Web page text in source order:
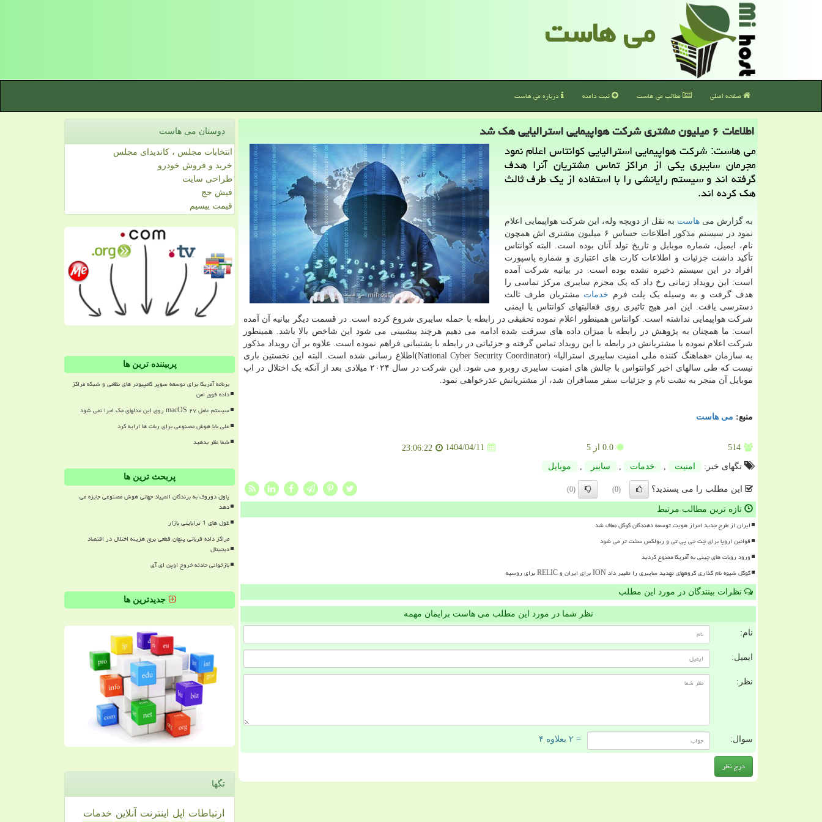
می هاست
صفحه اصلی مطالب می هاست ثبت دامنه درباره می هاست
اطلاعات ۶ میلیون مشتری شرکت هواپیمایی استرالیایی هک شد
می هاست: شرکت هواپیمایی استرالیایی کوانتاس اعلام نمود
مجرمان سایبری یکی از مراکز تماس مشتریان آنرا هدف
گرفته اند و سیستم رایانشی را با استفاده از یک طرف ثالث
هک کرده اند.
به گزارش میهاست به نقل از دویچه وله، این شرکت هواپیمایی اعلام
نمود در سیستم مذکور اطلاعات حساس ۶ میلیون مشتری اش همچون
نام، ایمیل، شماره موبایل و تاریخ تولد آنان بوده است. البته کوانتاس
تأکید داشت جزئیات و اطلاعات کارت های اعتباری و شماره پاسپورت
افراد در این سیستم ذخیره نشده بوده است. در بیانیه شرکت آمده
است: این رویداد زمانی رخ داد که یک مجرم سایبری مرکز تماسی را
هدف گرفت و به وسیله یک پلت فرم خدمات مشتریان طرف ثالث
دسترسی یافت. این امر هیچ تاثیری روی فعالیتهای کوانتاس یا ایمنی
شرکت هواپیمایی نداشته است. کوانتاس همینطور اعلام نموده تحقیقی در رابطه با حمله سایبری شروع کرده است. در قسمت دیگر بیانیه آن آمده
است: ما همچنان به پژوهش در رابطه با میزان داده های سرقت شده ادامه می دهیم هرچند پیشبینی می شود این شاخص بالا باشد. همینطور
شرکت اعلام نموده با مشتریانش در رابطه با این رویداد تماس گرفته و جزئیاتی در رابطه با پشتیبانی فراهم نموده است. علاوه بر آن رویداد مذکور
به سازمان «هماهنگ کننده ملی امنیت سایبری استرالیا» (National Cyber Security Coordinator)اطلاع رسانی شده است. البته این نخستین باری
نیست که طی سالهای اخیر کوانتواس با چالش های امنیت سایبری روبرو می شود. این شرکت در سال ۲۰۲۴ میلادی بعد از آنکه یک اختلال در اپ
موبایل آن منجر به نشت نام و جزئیات سفر مسافران شد، از مشتریانش عذرخواهی نمود.
منبع: می هاست
514
0.0از 5 1404/04/11
23:06:22
تگهای خبر:
امنیت خدمات سایبر موبایل
این مطلب را می پسندید؟ (0)
(0)
تازه ترین مطالب مرتبط
ایران از طرح جدید احراز هویت توسعه دهندگان گوگل معاف شد
قوانین اروپا برای چت جی پی تی و ربولکس سخت تر می شود
ورود روبات های چینی به آمریکا ممنوع گردید
گوگل شیوه نام گذاری گروههای تهدید سایبری را تغییر داد ION برای ایران و RELIC برای روسیه
نظرات بینندگان در مورد این مطلب
نظر شما در مورد این مطلب می هاست برایمان مهمه
نام:
ایمیل:
نظر:
سوال: = ۲ بعلاوه ۴
دوستان می هاست
انتخابات مجلس ، کاندیدای مجلس
خرید و فروش خودرو
طراحی سایت
فیش حج
قیمت بیسیم
پربیننده ترین ها
برنامه آمریکا برای توسعه سوپر کامپیوتر های نظامی و شبکه مراکز
داده فوق امن
سیستم عامل macOS ۲۷ روی این مدلهای مک اجرا نمی شود
علی بابا هوش مصنوعی برای ربات ها ارایه کرد
شما نظر بدهید
پربحث ترین ها
پاول دوروف به برندگان المپیاد جهانی هوش مصنوعی جایزه می
دهد
غول های 1 ترابایتی بازار
مراکز داده قربانی پنهان قطعی برق هزینه اختلال در اقتصاد
دیجیتال
بازخوانی حادثه خروج اوپن ای آی
جدیدترین ها
تگها
ارتباطات اپل اینترنت آنلاین خدمات